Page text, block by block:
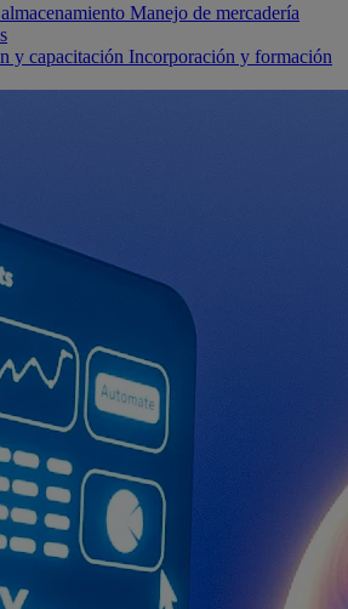
Manejo de mercadería
y capacitación Incorporación y formación